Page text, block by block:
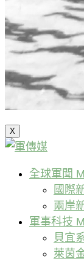
X
全球軍聞
國際
兩岸
軍事科技
貝宜
萊茵